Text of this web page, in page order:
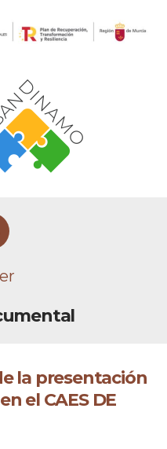
la presentación
el CAES DE